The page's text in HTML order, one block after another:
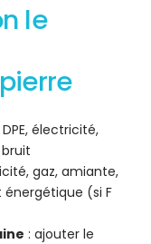
le
DPE, électricité,
bruit
gaz, amiante,
énergétique (si F
: ajouter le